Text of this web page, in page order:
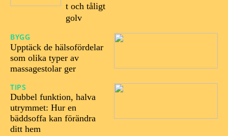
t och tåligt
golv
BYGG
Upptäck de hälsofördelar
som olika typer av
massagestolar ger
TIPS
Dubbel funktion, halva
utrymmet: Hur en
bäddsoffa kan förändra
ditt hem